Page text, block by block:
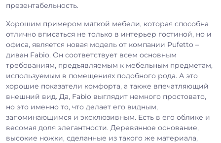
презентабельность.
Хорошим примером мягкой мебели, которая способна
отлично вписаться не только в интерьер гостиной, но и
офиса, является новая модель от компании Pufetto –
диван Fabio. Он соответствует всем основным
требованиям, предъявляемым к мебельным предметам,
используемым в помещениях подобного рода. А это
хорошие показатели комфорта, а также впечатляющий
внешний вид. Да, Fabio выглядит немного простовато,
но это именно то, что делает его видным,
запоминающимся и эксклюзивным. Есть в его облике и
весомая доля элегантности. Деревянное основание,
высокие ножки, сделанные из такого же материала,